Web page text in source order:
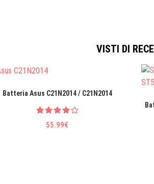
VISTI DI
Batteria Asus C21N2014 / C21N2014
55.99€